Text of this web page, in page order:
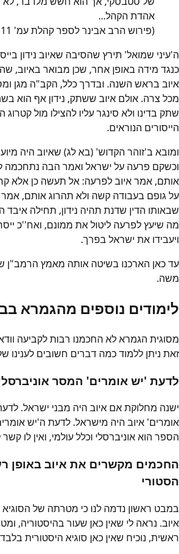
אהדת הקהל...
(פירוש הרב אבינר לספר קהלת עמ' 111)
ה'עיני שמואל' תירץ שהסיבה שאיוב נידון
כנגד מידה באופן אחר, שכן מבואר באיוב,
איוב בראש השנה. ובדרך כלל, הקב"ה מגן
מכל צרה. אולם איוב ששתק, נידון אף הוא
שתק בדינו ולא סינגר עליו להצילו מול קטרוג
הייסורים הנוראים.
ומובא ב'זוהר הקדוש' (בא לג) שאיוב היה
וכשקם פרעה על ישראל ואמר הבה נתחכמה
אותם, אמר איוב לפרעה: אל תעשה כן אלא
על גופם בעבודה קשה ולא תהרוג אותם, אמר
שבאותו הדין שדנת תהיה נידון, תחילה
מה שיעץ לפרעה ליטול את ממונם, ואח''כ ייסר
ויעבידו את ישראל בפרך.
עד כאן הארכנו בשיטה אותה מאמץ הרמב"ן
משה.
לימודים נוספים מהגמרא
מסוגית הגמרא לא החכמנו רבות לקביעה
זאת ניתן ללמוד כמה דברים חשובים לענינו
לדעת 'יש אומרים' המסר
ישנה מחלוקת אם איוב היה מבני ישראל.
אומרים' איוב היה מישראל. לדעת ה'יש
הספר הוא אוניברסלי וכלל עולמי, ואין לו
החכמים מקשרים את איוב באופן
הסטורי
במבט ראשון נדמה לנו כי מטרתה של
איוב. נראה לי שאין כאן שעור בהיסטוריה,
ראשית, נוכיח שאין כאן סוגיא היסטורית